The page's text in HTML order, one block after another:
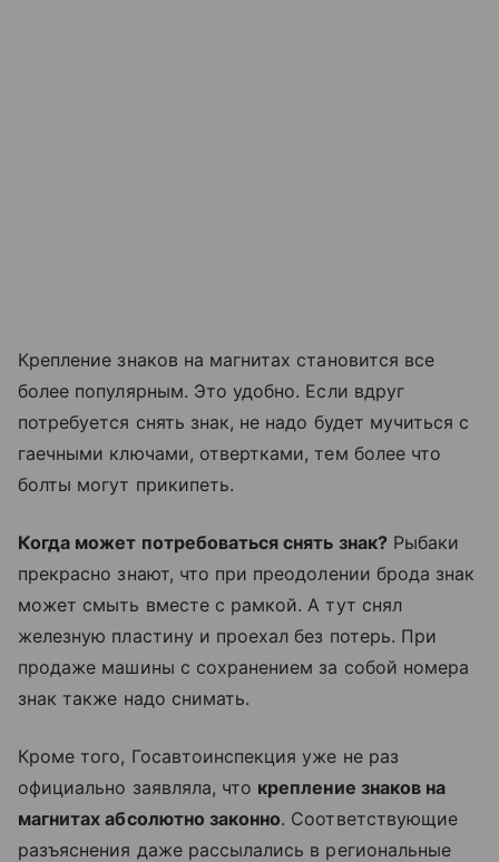
Крепление знаков на магнитах становится все
более популярным. Это удобно. Если вдруг
потребуется снять знак, не надо будет мучиться с
гаечными ключами, отвертками, тем более что
болты могут прикипеть.
Когда может потребоваться снять знак?Рыбаки
прекрасно знают, что при преодолении брода знак
может смыть вместе с рамкой. А тут снял
железную пластину и проехал без потерь. При
продаже машины с сохранением за собой номера
знак также надо снимать.
Кроме того, Госавтоинспекция уже не раз
официально заявляла, что крепление знаков на
магнитах абсолютно законно. Соответствующие
разъяснения даже рассылались в региональные